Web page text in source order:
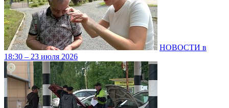
НОВОСТИ в
18:30 – 23 июля 2026